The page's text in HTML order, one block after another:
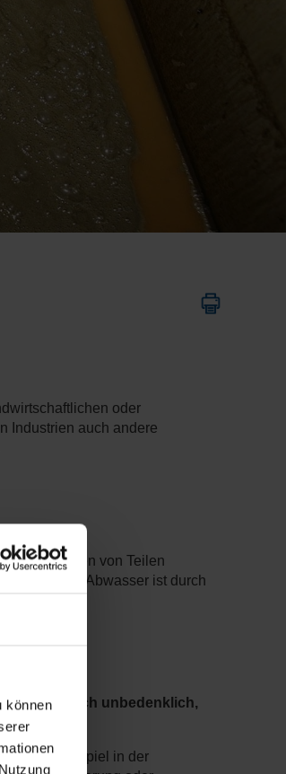
können
oder
Industrien auch andere
zum Reinigen von Teilen
Das Abwasser ist durch
hygienisch unbedenklich,
Zum Beispiel in der